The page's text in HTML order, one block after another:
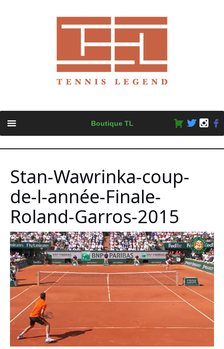
content
Boutique TL
Stan-Wawrinka-coup-
de-l-année-Finale-
Roland-Garros-2015